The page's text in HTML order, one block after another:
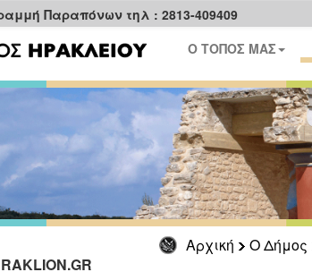
Παραπόνων τηλ : 2813-409409
Ο ΤΟΠΟΣ ΜΑΣ
Αρχική Ο Δήμος